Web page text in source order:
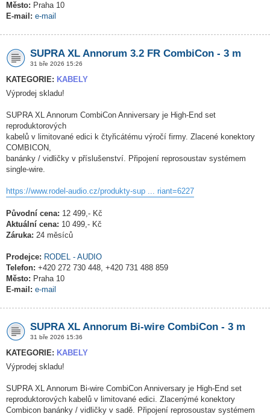
Město: Praha 10
E-mail: e-mail
SUPRA XL Annorum 3.2 FR CombiCon - 3 m
31 bře 2026 15:26
KATEGORIE: KABELY
Výprodej skladu!
SUPRA XL Annorum CombiCon Anniversary je High-End set
reproduktorových
kabelů v limitované edici k čtyřicátému výročí firmy. Zlacené konektory
COMBICON,
banánky / vidličky v příslušenství. Připojení reprosoustav systémem
single-wire.
https://www.rodel-audio.cz/produkty-sup ... riant=6227
Původní cena: 12 499,- Kč
Aktuální cena: 10 499,- Kč
Záruka: 24 měsíců
Prodejce: RODEL - AUDIO
Telefon: +420 272 730 448, +420 731 488 859
Město: Praha 10
E-mail: e-mail
SUPRA XL Annorum Bi-wire CombiCon - 3 m
31 bře 2026 15:36
KATEGORIE: KABELY
Výprodej skladu!
SUPRA XL Annorum Bi-wire CombiCon Anniversary je High-End set
reproduktorových kabelů v limitované edici. Zlacenýmé konektory
Combicon banánky / vidličky v sadě. Připojení reprosoustav systémem